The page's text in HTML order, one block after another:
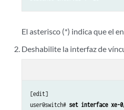
El asterisco (*) indica que el
Deshabilite la interfaz de
[edit]
user@switch# set interface xe-